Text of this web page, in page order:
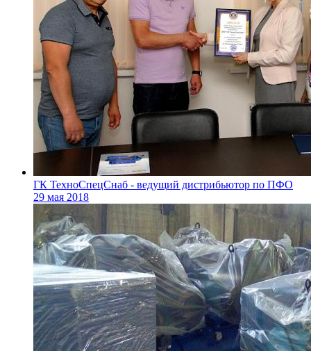
ГК ТехноСпецСнаб - ведущий дистрибьютор по ПФО
29 мая 2018